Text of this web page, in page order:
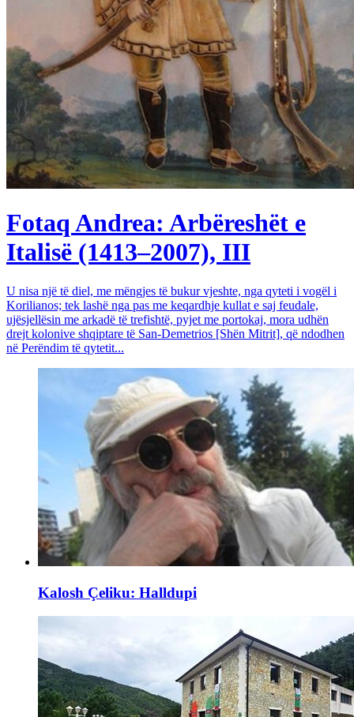
Fotaq Andrea: Arbëreshët e
Italisë (1413–2007), III
U nisa një të diel, me mëngjes të bukur vjeshte, nga qyteti i vogël i
Korilianos; tek lashë nga pas me keqardhje kullat e saj feudale,
ujësjellësin me arkadë të trefishtë, pyjet me portokaj, mora udhën
drejt kolonive shqiptare të San-Demetrios [Shën Mitrit], që ndodhen
në Perëndim të qytetit...
Kalosh Çeliku: Halldupi